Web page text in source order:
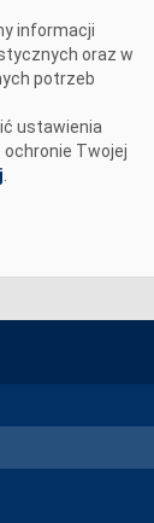
informacji
oraz w
potrzeb
ustawienia
ochronie Twojej